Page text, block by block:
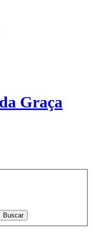
Graça
Buscar